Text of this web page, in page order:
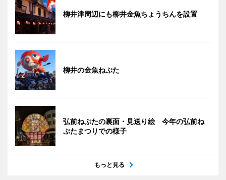
柳井津周辺にも柳井金魚ちょうちんを設置
柳井の金魚ねぷた
弘前ねぷたの裏面・見送り絵 今年の弘前ね
ぷたまつりでの様子
もっと見る